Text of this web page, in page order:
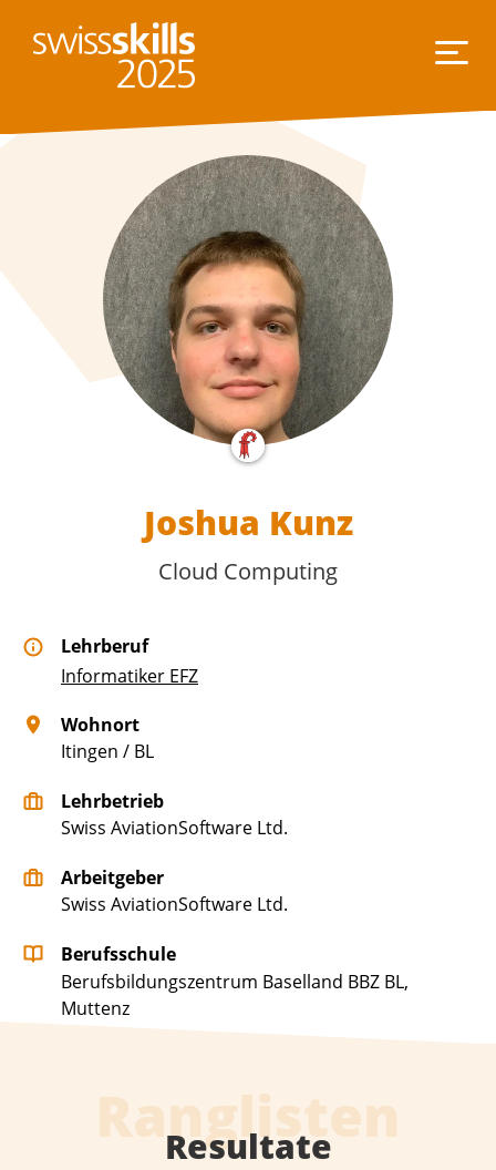
Joshua Kunz
Cloud Computing
Lehrberuf
Informatiker EFZ
Wohnort
Itingen / BL
Lehrbetrieb
Swiss AviationSoftware Ltd.
Arbeitgeber
Swiss AviationSoftware Ltd.
Berufsschule
Berufsbildungszentrum Baselland BBZ BL,
Muttenz
Ranglisten
Resultate